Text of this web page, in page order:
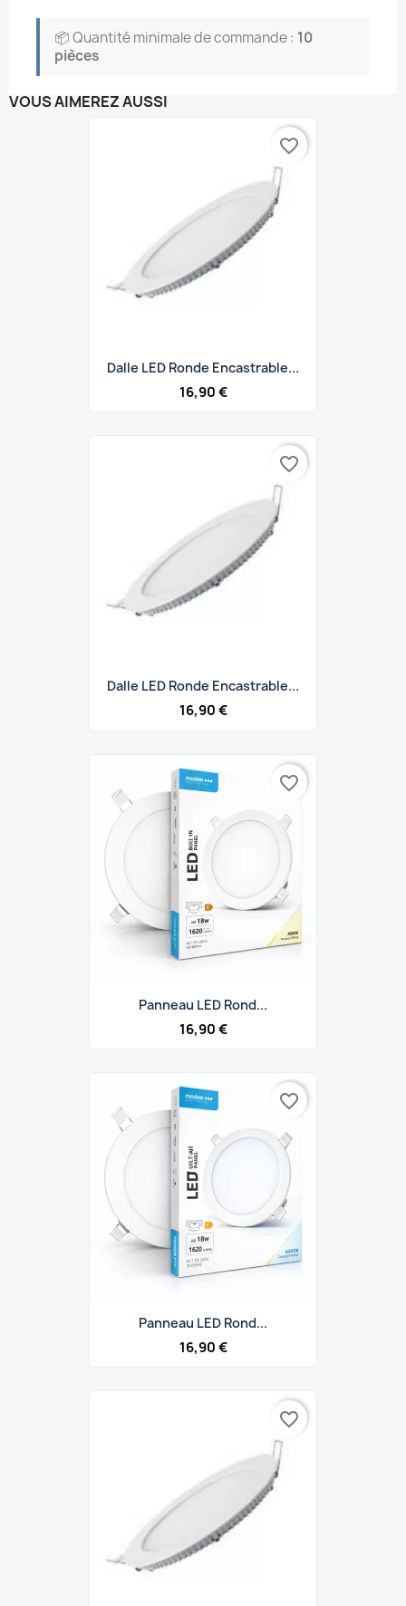
📦 Quantité minimale de commande : 10
pièces
VOUS AIMEREZ AUSSI
Dalle LED Ronde Encastrable...
16,90 €
favorite_border
Dalle LED Ronde Encastrable...
16,90 €
favorite_border
Panneau LED Rond...
16,90 €
favorite_border
Panneau LED Rond...
16,90 €
favorite_border
favorite_border